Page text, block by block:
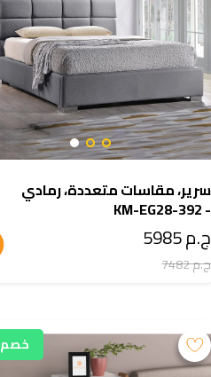
سرير، مقاسات متعددة، رمادي
- KM-EG28-392
ج.م 5985
ج.م 7482
خصم 20%